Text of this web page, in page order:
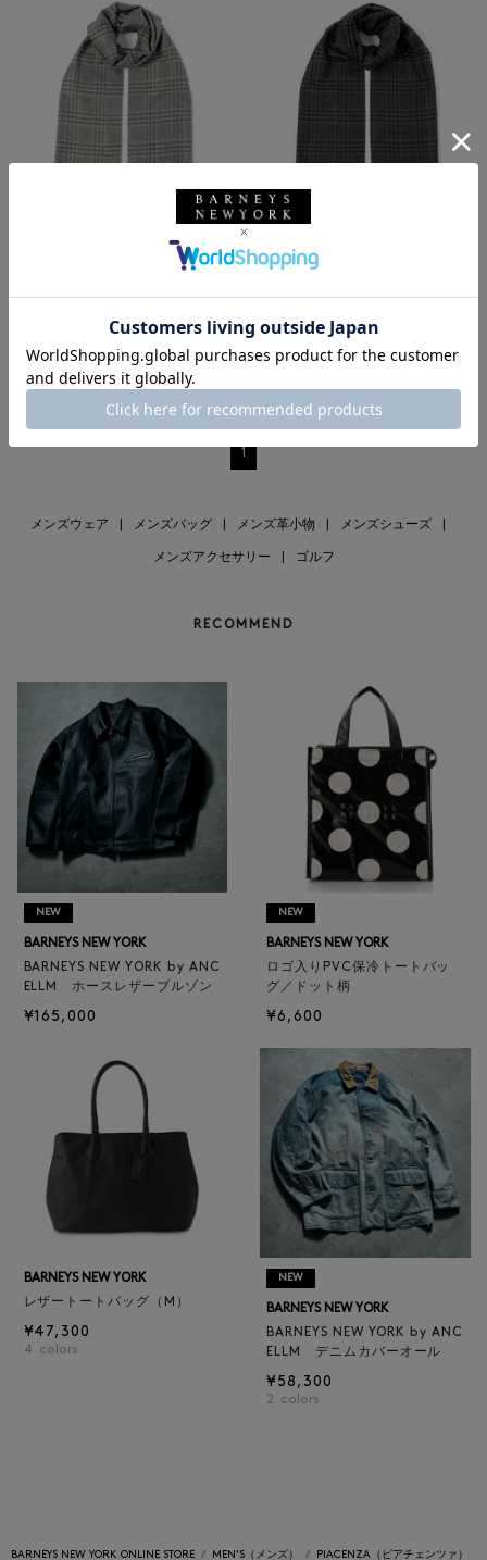
返品不可
PIACENZA
シルクカシミヤ素材スカーフ
¥37,400
¥20,570 45% OFF
ギフトラッピング不可
PIACENZA
シルクカシミヤ素材スカーフ
¥37,400
1
メンズウェア メンズバッグ メンズ革小物 メンズシューズ
メンズアクセサリー ゴルフ
RECOMMEND
NEW
BARNEYS NEW YORK
BARNEYS NEW YORK by ANC
ELLM ホースレザーブルゾン
¥165,000
NEW
BARNEYS NEW YORK
ロゴ入りPVC保冷トートバッ
グ／ドット柄
¥6,600
BARNEYS NEW YORK
レザートートバッグ（M）
¥47,300
4 colors
NEW
BARNEYS NEW YORK
BARNEYS NEW YORK by ANC
ELLM デニムカバーオール
¥58,300
2 colors
BARNEYS NEW YORK ONLINE STORE MEN'S（メンズ） PIACENZA（ピアチェンツァ）